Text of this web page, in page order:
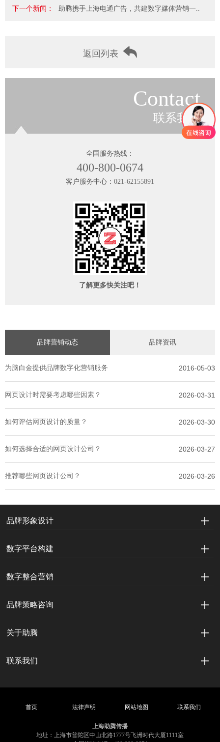
下一个新闻： 助腾携手上海电通广告，共建数字媒体营销一..
返回列表
Contact
联系我们
全国服务热线：
400-800-0674
客户服务中心： 021-62155891
了解更多快关注吧！
品牌营销动态 品牌资讯
为脑白金提供品牌数字化营销服务 2016-05-03
网页设计时需要考虑哪些因素？ 2026-03-31
如何评估网页设计的质量？ 2026-03-30
如何选择合适的网页设计公司？ 2026-03-27
推荐哪些网页设计公司？ 2026-03-26
品牌形象设计
数字平台构建
数字整合营销
品牌策略咨询
关于助腾
联系我们
首页 法律声明 网站地图 联系我们
上海助腾传播
地址：上海市普陀区中山北路1777号飞洲时代大厦1111室